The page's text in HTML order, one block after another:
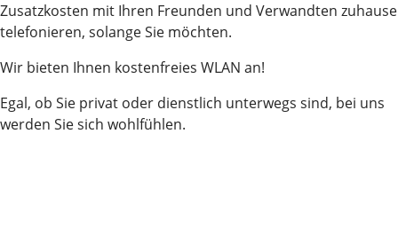
Zusatzkosten mit Ihren Freunden und Verwandten zuhause
telefonieren, solange Sie möchten.
Wir bieten Ihnen kostenfreies WLAN an!
Egal, ob Sie privat oder dienstlich unterwegs sind, bei uns
werden Sie sich wohlfühlen.